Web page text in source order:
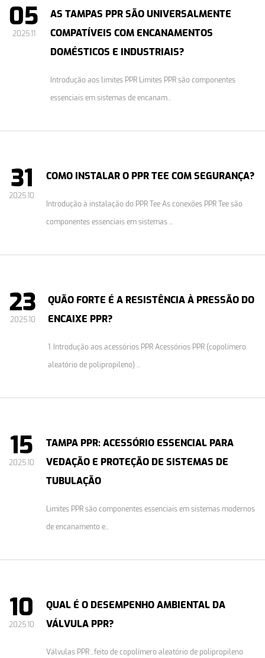
05
2025.11
AS TAMPAS PPR SÃO UNIVERSALMENTE
COMPATÍVEIS COM ENCANAMENTOS
DOMÉSTICOS E INDUSTRIAIS?
Introdução aos limites PPR Limites PPR são componentes
essenciais em sistemas de encanam...
31
2025.10
COMO INSTALAR O PPR TEE COM SEGURANÇA?
Introdução à instalação do PPR Tee As conexões PPR Tee são
componentes essenciais em sistemas ...
23
2025.10
QUÃO FORTE É A RESISTÊNCIA À PRESSÃO DO
ENCAIXE PPR?
1. Introdução aos acessórios PPR Acessórios PPR (copolímero
aleatório de polipropileno) ...
15
2025.10
TAMPA PPR: ACESSÓRIO ESSENCIAL PARA
VEDAÇÃO E PROTEÇÃO DE SISTEMAS DE
TUBULAÇÃO
Limites PPR são componentes essenciais em sistemas modernos
de encanamento e...
10
2025.10
QUAL É O DESEMPENHO AMBIENTAL DA
VÁLVULA PPR?
Válvulas PPR , feito de copolímero aleatório de polipropileno